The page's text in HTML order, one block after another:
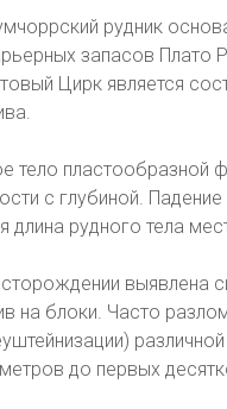
рудник
запасов
Цирк является
тело
с глубиной.
длина рудного тела
выявлена
на блоки. Часто
до первых